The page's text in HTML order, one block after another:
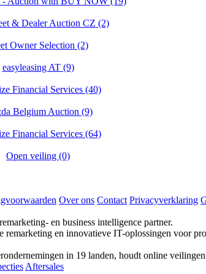
& Dealer Auction CZ (2)
Owner Selection (2)
easyleasing AT (9)
Financial Services (40)
Belgium Auction (9)
Financial Services (64)
Open veiling (0)
Over ons Contact Privacyverklaring
en business intelligence partner.
remarketing en innovatieve IT-oplossingen voor
in 19 landen, houdt online
Aftersales